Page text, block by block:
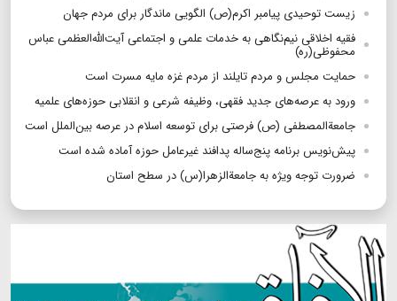
زیست توحیدی پیامبر اکرم(ص) الگویی ماندگار برای مردم جهان
فقیه اخلاقی نیم‌نگاهی به خدمات علمی و اجتماعی آیت‌الله‌العظمی عباس
محفوظی(ره)
حمایت مجلس و مردم تایلند از مردم غزه مایه مسرت است
ورود به عرصه‌های جدید فقهی، وظیفه شرعی و انقلابی حوزه‌های علمیه
جامعةالمصطفی (ص) فرصتی برای توسعه اسلام در عرصه بین‌الملل است
پیش‌نویس برنامه پنج‌ساله پدافند غیرعامل حوزه آماده شده است
ضرورت توجه ویژه به جامعةالزهرا(س) در سطح استان